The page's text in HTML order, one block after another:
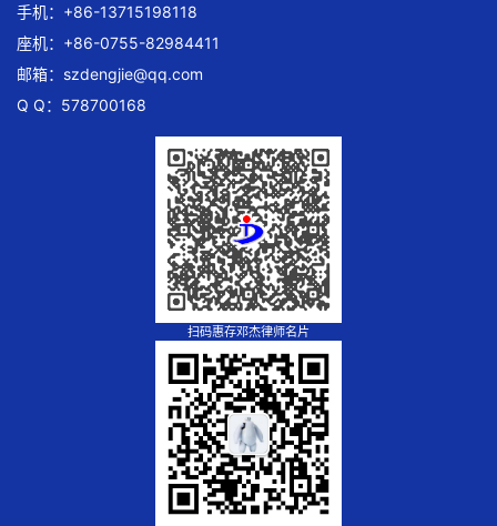
手机：+86-13715198118
座机：+86-0755-82984411
邮箱： szdengjie@qq.com
Q Q：578700168
扫码惠存邓杰律师名片